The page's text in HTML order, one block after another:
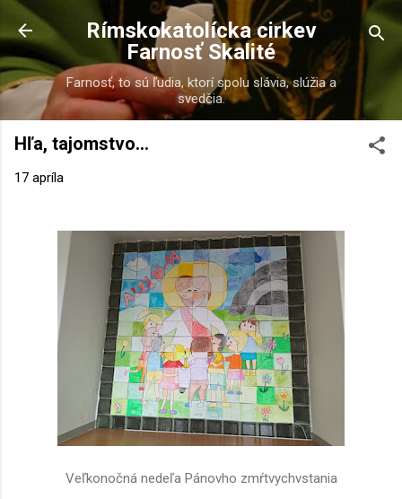
Preskočiť na hlavný obsah
Rímskokatolícka cirkev
Farnosť Skalité
Farnosť, to sú ľudia, ktorí spolu slávia, slúžia a
svedčia.
Hľa, tajomstvo...
17 apríla
Veľkonočná nedeľa Pánovho zmŕtvychvstania